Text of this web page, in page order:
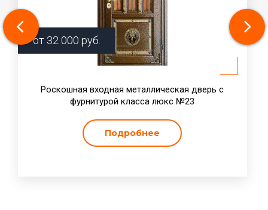
от 32 000 руб.
Роскошная входная металлическая дверь с
фурнитурой класса люкс №23
Подробнее